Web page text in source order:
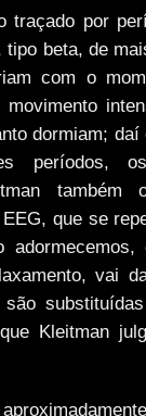
traçado por
tipo beta, de
com o
dormiam; daí
períodos,
também
que se
vai
Kleitman